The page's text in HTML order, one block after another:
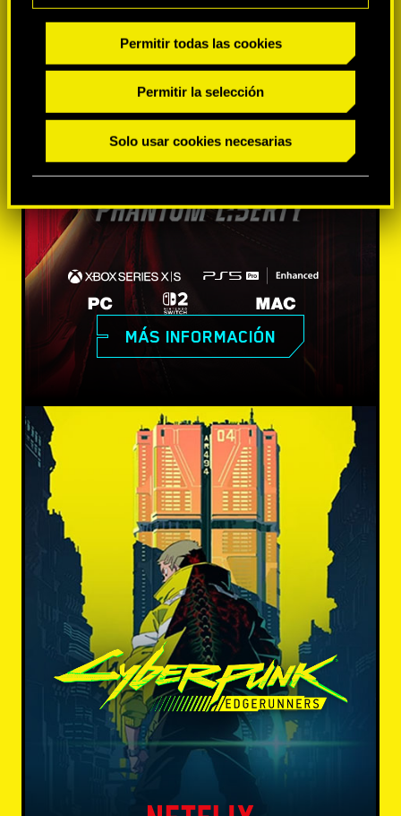
Permitir todas las cookies
Permitir la selección
Solo usar cookies necesarias
MÁS INFORMACIÓN